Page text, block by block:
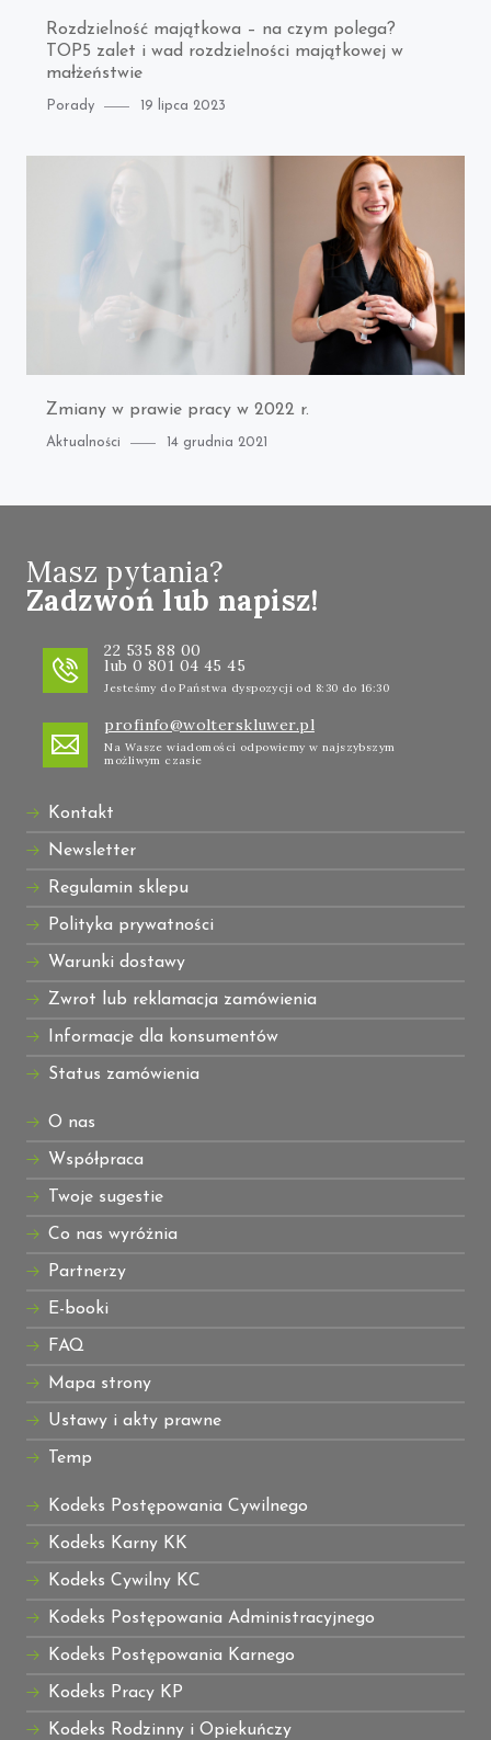
Rozdzielność majątkowa – na czym polega?
TOP5 zalet i wad rozdzielności majątkowej w
małżeństwie
Category
Porady
Posted
19 lipca 2023
Zmiany w prawie pracy w 2022 r.
Category
Aktualności
Posted
14 grudnia 2021
Masz pytania?
Zadzwoń lub napisz!
22 535 88 00
lub 0 801 04 45 45
Jesteśmy do Państwa dyspozycji od 8:30 do 16:30
profinfo@wolterskluwer.pl
Na Wasze wiadomości odpowiemy w najszybszym
możliwym czasie
Kontakt
Newsletter
Regulamin sklepu
Polityka prywatności
Warunki dostawy
Zwrot lub reklamacja zamówienia
Informacje dla konsumentów
Status zamówienia
O nas
Współpraca
Twoje sugestie
Co nas wyróżnia
Partnerzy
E-booki
FAQ
Mapa strony
Ustawy i akty prawne
Temp
Kodeks Postępowania Cywilnego
Kodeks Karny KK
Kodeks Cywilny KC
Kodeks Postępowania Administracyjnego
Kodeks Postępowania Karnego
Kodeks Pracy KP
Kodeks Rodzinny i Opiekuńczy